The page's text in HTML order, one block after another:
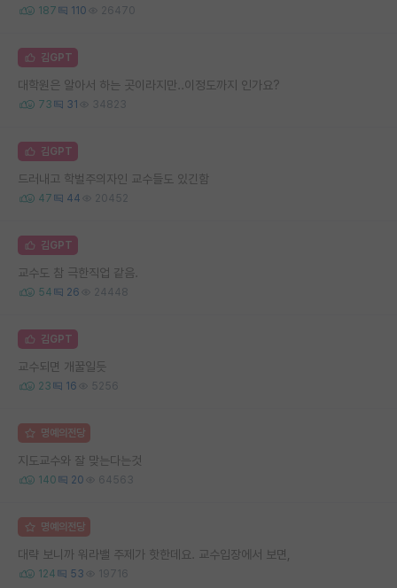
187 110 26470
김GPT
대학원은 알아서 하는 곳이라지만..이정도까지 인가요?
73 31 34823
김GPT
드러내고 학벌주의자인 교수들도 있긴함
47 44 20452
김GPT
교수도 참 극한직업 같음.
54 26 24448
김GPT
교수되면 개꿀일듯
23 16 5256
명예의전당
지도교수와 잘 맞는다는것
140 20 64563
명예의전당
대략 보니까 워라밸 주제가 핫한데요. 교수입장에서 보면,
124 53 19716